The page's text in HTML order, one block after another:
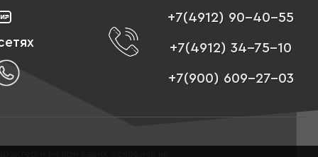
+7(4912) 90-40-55
+7(4912) 34-75-10
+7(900) 609-27-03